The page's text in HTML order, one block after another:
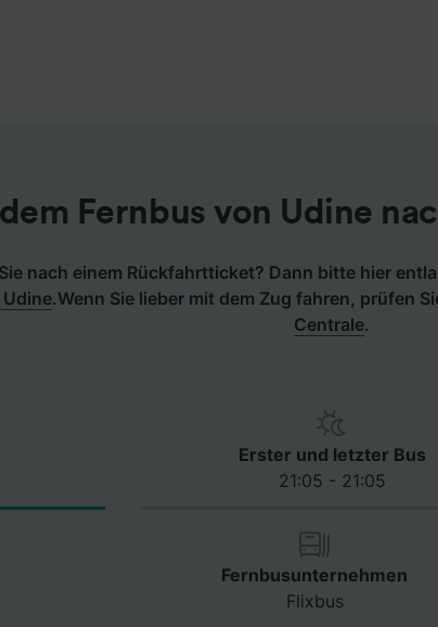
Fernbus von Udine
nach einem Rückfahrtticket? Dann bitte hier
.Wenn Sie lieber mit dem Zug fahren, prüfen
Centrale.
Erster und letzter Bus
21:05 - 21:05
Fernbusunternehmen
Flixbus